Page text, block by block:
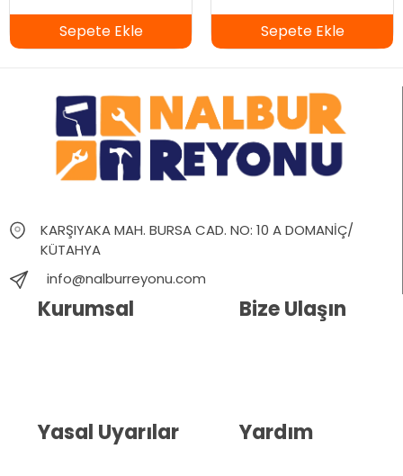
Sepete Ekle Sepete Ekle
KARŞIYAKA MAH. BURSA CAD. NO: 10 A DOMANİÇ/
KÜTAHYA
info@nalburreyonu.com
Kurumsal
Yasal Uyarılar
Bize Ulaşın
Yardım